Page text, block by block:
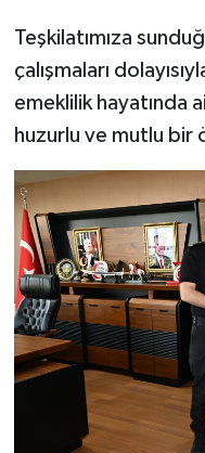
Teşkilatımıza
çalışmaları
emeklilik hayatında
huzurlu ve mutlu bir